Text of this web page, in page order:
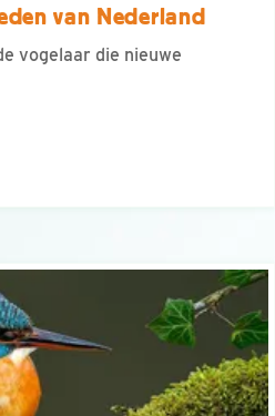
van Nederland
vogelaar die nieuwe